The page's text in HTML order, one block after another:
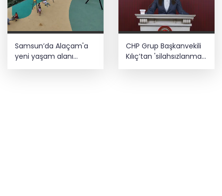
Samsun’da Alaçam'a
yeni yaşam alanı
CHP Grup Başkanvekili
Kılıç’tan 'silahsızlanma'